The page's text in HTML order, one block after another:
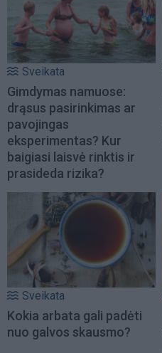
Sveikata
Gimdymas namuose:
drąsus pasirinkimas ar
pavojingas
eksperimentas? Kur
baigiasi laisvė rinktis ir
prasideda rizika?
Sveikata
Kokia arbata gali padėti
nuo galvos skausmo?